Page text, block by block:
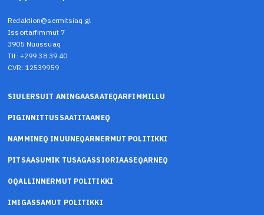
Redaktion@sermitsiaq.gl
Issortarfimmut 7
3905 Nuussuaq
Tlf: +299 38 39 40
CVR: 12539959
SIULERSUIT ANINGAASAATEQARFIMMILLU
PIGINNITTUSSAATITAANEQ
NAMMINEQ INUUNEQARNERMUT POLITIKKI
PITSAASUMIK TUSAGASSIORIAASEQARNEQ
OQALLINNERMUT POLITIKKI
IMIGASSAMUT POLITIKKI